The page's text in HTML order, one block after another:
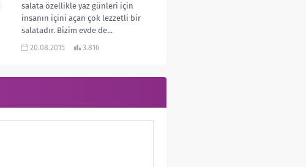
salata özellikle yaz günleri için
insanın içini açan çok lezzetli bir
salatadır. Bizim evde de...
20.08.2015 3.816